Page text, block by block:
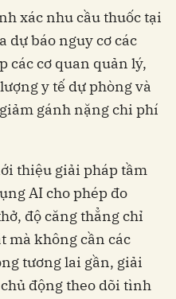
xác nhu cầu thuốc tại
dự báo nguy cơ các
các cơ quan quản lý,
y tế dự phòng và
gánh nặng chi phí
AI cho phép đo
độ căng thẳng chỉ
mà không cần các
tương lai gần, giải
động theo dõi tình